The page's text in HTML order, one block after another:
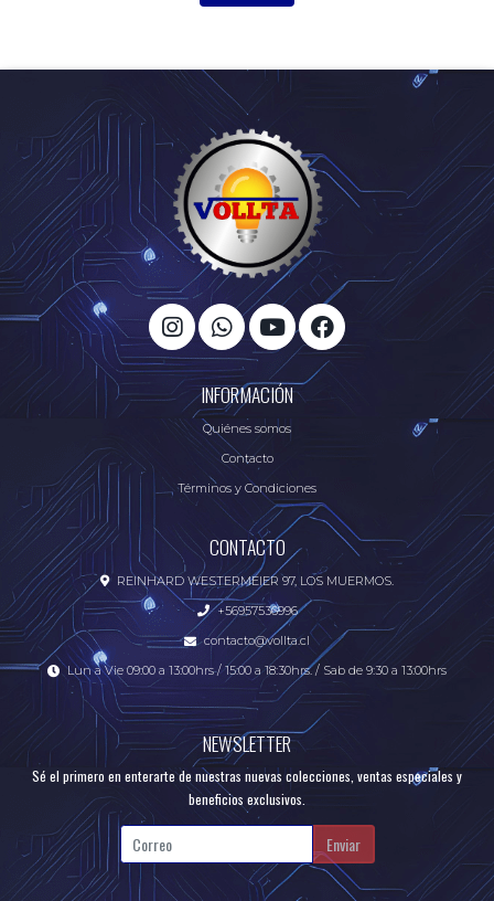
INFORMACIÓN
Quiénes somos
Contacto
Términos y Condiciones
CONTACTO
REINHARD WESTERMEIER 97, LOS MUERMOS.
+56957536996
contacto@vollta.cl
Lun a Vie 09:00 a 13:00hrs / 15:00 a 18:30hrs. / Sab de 9:30 a 13:00hrs
NEWSLETTER
Sé el primero en enterarte de nuestras nuevas colecciones, ventas especiales y
beneficios exclusivos.
Enviar